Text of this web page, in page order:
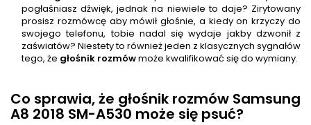
pogłaśniasz dźwięk, jednak na niewiele to daje? Zirytowany
prosisz rozmówcę aby mówił głośnie, a kiedy on krzyczy do
swojego telefonu, tobie nadal się wydaje jakby dzwonił z
zaświatów? Niestety to również jeden z klasycznych sygnałów
tego, że głośnik rozmówmoże kwalifikować się do wymiany.
Co sprawia, że głośnik rozmów Samsung
A8 2018 SM-A530 może się psuć?